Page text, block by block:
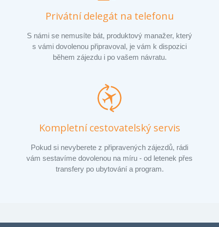
Privátní delegát na telefonu
S námi se nemusíte bát, produktový manažer, který
s vámi dovolenou připravoval, je vám k dispozici
během zájezdu i po vašem návratu.
Kompletní cestovatelský servis
Pokud si nevyberete z připravených zájezdů, rádi
vám sestavíme dovolenou na míru - od letenek přes
transfery po ubytování a program.